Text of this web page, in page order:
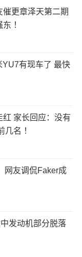
催更章泽天第二期
！
有现车了 最快
红 家长回应：没有
名 ！
网友调侃Faker成
发动机部分脱落